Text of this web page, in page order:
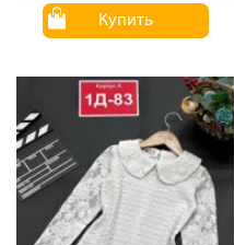
Купить